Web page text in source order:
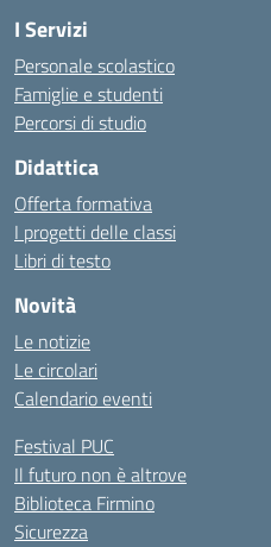
I Servizi
Personale scolastico
Famiglie e studenti
Percorsi di studio
Didattica
Offerta formativa
I progetti delle classi
Libri di testo
Novità
Le notizie
Le circolari
Calendario eventi
Festival PUC
Il futuro non è altrove
Biblioteca Firmino
Sicurezza